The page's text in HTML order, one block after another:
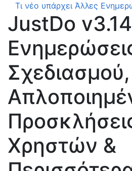
Τι νέο υπάρχει Άλλες
JustDo
Σχεδιασμού,
Χρηστών &